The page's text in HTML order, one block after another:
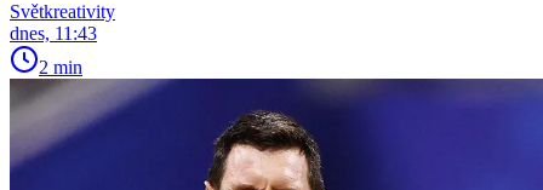
Světkreativity
dnes, 11:43
2 min